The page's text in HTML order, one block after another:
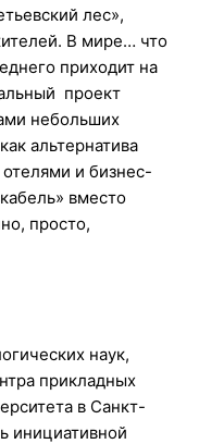
лес»,
В мире… что
приходит на
проект
небольших
альтернатива
и бизнес-
вместо
просто,
наук,
прикладных
в Санкт-
инициативной